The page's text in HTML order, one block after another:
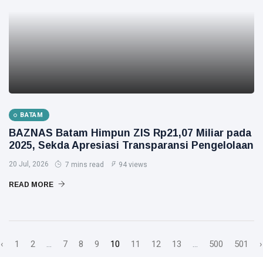
BATAM
BAZNAS Batam Himpun ZIS Rp21,07 Miliar pada
2025, Sekda Apresiasi Transparansi Pengelolaan
20 Jul, 2026 7 mins read 94 views
READ MORE
‹ 1 2 ... 7 8 9 10 11 12 13 ... 500 501 ›